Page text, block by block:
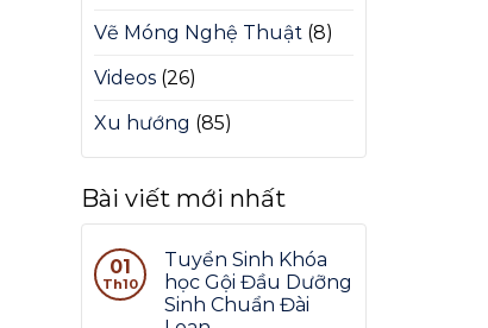
Vẽ Móng Nghệ Thuật (8)
Videos (26)
Xu hướng (85)
Bài viết mới nhất
01
Th10
Tuyển Sinh Khóa
học Gội Đầu Dưỡng
Sinh Chuẩn Đài